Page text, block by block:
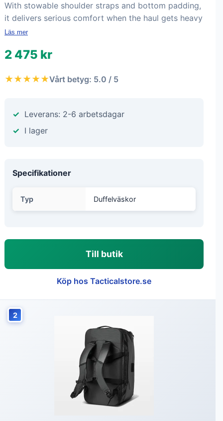
With stowable shoulder straps and bottom padding,
it delivers serious comfort when the haul gets heavy
Läs mer
2 475 kr
★★★★★Vårt betyg: 5.0 / 5
Leverans: 2-6 arbetsdagar
I lager
Specifikationer
Typ Duffelväskor
Till butik
Köp hos Tacticalstore.se
2